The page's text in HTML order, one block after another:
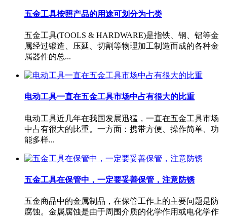
五金工具按照产品的用途可划分为七类
五金工具(TOOLS & HARDWARE)是指铁、钢、铝等金
属经过锻造、压延、切割等物理加工制造而成的各种金
属器件的总...
电动工具一直在五金工具市场中占有很大的比重
电动工具近几年在我国发展迅猛，一直在五金工具市场
中占有很大的比重。一方面：携带方便、操作简单、功
能多样...
五金工具在保管中，一定要妥善保管，注意防锈
五金商品中的金属制品，在保管工作上的主要问题是防
腐蚀。金属腐蚀是由于周围介质的化学作用或电化学作